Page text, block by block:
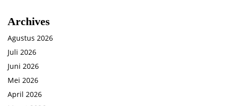
Archives
Agustus 2026
Juli 2026
Juni 2026
Mei 2026
April 2026